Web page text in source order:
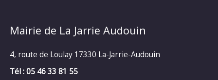
Mairie de La Jarrie Audouin
4, route de Loulay 17330 La-Jarrie-Audouin
Tél : 05 46 33 81 55